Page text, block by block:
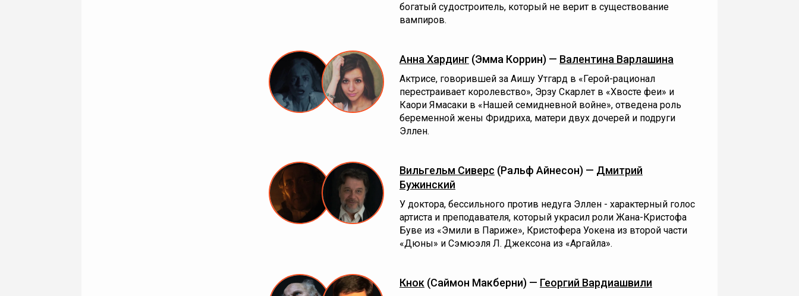
богатый судостроитель, который не верит в существование
вампиров.
Анна Хардинг (Эмма Коррин) — Валентина Варлашина
Актрисе, говорившей за Аишу Утгард в «Герой-рационал
перестраивает королевство», Эрзу Скарлет в «Хвосте феи» и
Каори Ямасаки в «Нашей семидневной войне», отведена роль
беременной жены Фридриха, матери двух дочерей и подруги
Эллен.
Вильгельм Сиверс (Ральф Айнесон) — Дмитрий
Бужинский
У доктора, бессильного против недуга Эллен - характерный голос
артиста и преподавателя, который украсил роли Жана-Кристофа
Буве из «Эмили в Париже», Кристофера Уокена из второй части
«Дюны» и Сэмюэля Л. Джексона из «Аргайла».
Кнок (Саймон Макберни) — Георгий Вардиашвили